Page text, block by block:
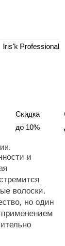
Iris'k Professional
Скидка
до 10%
и
волоски.
но один